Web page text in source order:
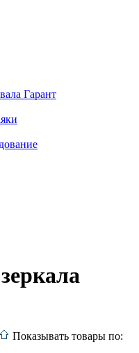
Гарант
Показывать товары по: